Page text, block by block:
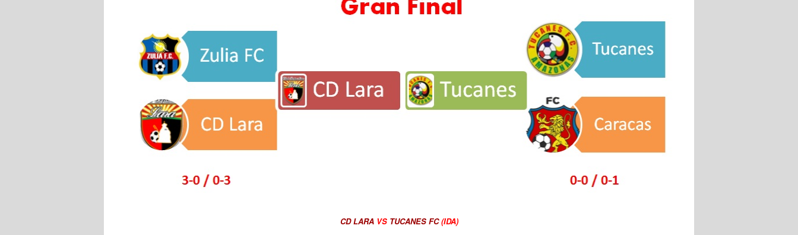
CD LARAVS TUCANES FC(IDA)